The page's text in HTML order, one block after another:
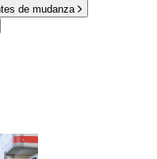
de mudanza